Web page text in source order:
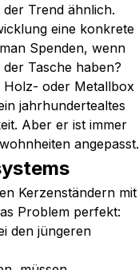
Trend ähnlich.
eine konkrete
Spenden, wenn
Tasche haben?
oder Metallbox
jahrhundertealtes
Aber er ist immer
angepasst.
Kerzenständern mit
Problem perfekt:
den jüngeren